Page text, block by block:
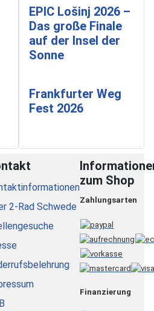
EPIC Lošinj 2026 –
Das große Finale
auf der Insel der
Sonne
Frankfurter Weg
Fest 2026
2-Rad Schwede
zum Shop
Zahlungsarten
Finanzierung